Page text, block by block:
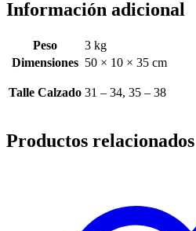
Información adicional
Peso
3 kg
Dimensiones 50 × 10 × 35 cm
Talle Calzado 31 – 34, 35 – 38
Productos relacionados